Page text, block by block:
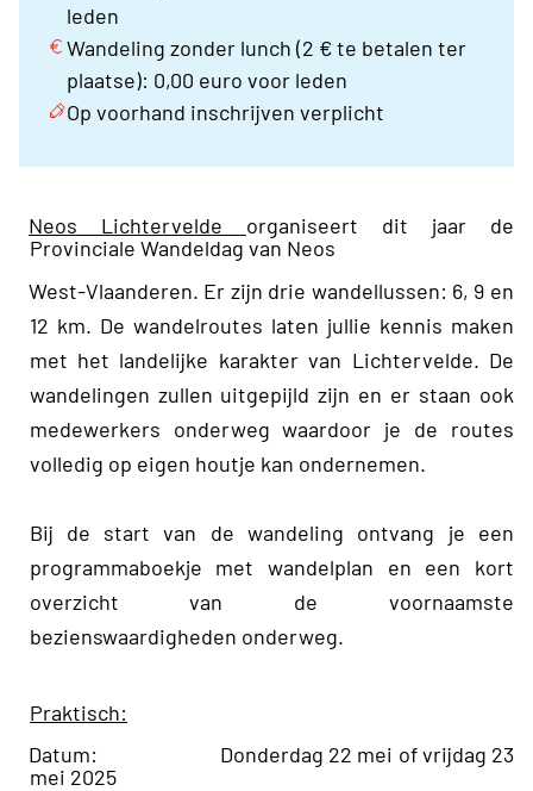
leden
Wandeling zonder lunch (2 € te betalen ter
plaatse): 0,00 euro voor leden
Op voorhand inschrijven verplicht
Neos Lichtervelde organiseert dit jaar de
Provinciale Wandeldag van Neos
West-Vlaanderen. Er zijn drie wandellussen: 6, 9 en
12 km. De wandelroutes laten jullie kennis maken
met het landelijke karakter van Lichtervelde. De
wandelingen zullen uitgepijld zijn en er staan ook
medewerkers onderweg waardoor je de routes
volledig op eigen houtje kan ondernemen.
Bij de start van de wandeling ontvang je een
programmaboekje met wandelplan en een kort
overzicht van de voornaamste
bezienswaardigheden onderweg.
Praktisch:
Datum: Donderdag 22 mei of vrijdag 23
mei 2025